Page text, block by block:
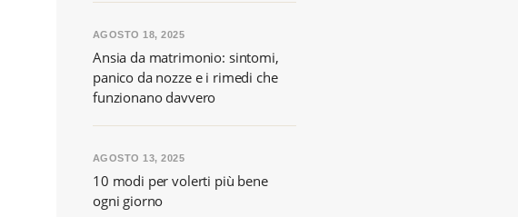
Ansia da matrimonio: sintomi,
panico da nozze e i rimedi che
funzionano davvero
AGOSTO 18, 2025
10 modi per volerti più bene
ogni giorno
AGOSTO 13, 2025